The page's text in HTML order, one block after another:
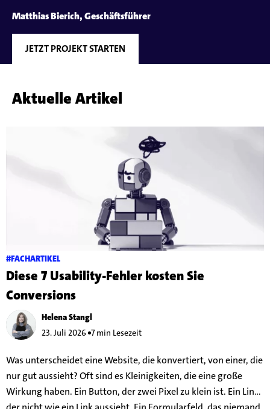
Matthias Bierich, Geschäftsführer
JETZT PROJEKT STARTEN
Aktuelle Artikel
#FACHARTIKEL
Diese 7 Usability-Fehler kosten Sie
Conversions
Helena Stangl
23. Juli 2026 7 min Lesezeit
Was unterscheidet eine Website, die konvertiert, von einer, die
nur gut aussieht? Oft sind es Kleinigkeiten, die eine große
Wirkung haben. Ein Button, der zwei Pixel zu klein ist. Ein Link,
der nicht wie ein Link aussieht. Ein Formularfeld, das niemand